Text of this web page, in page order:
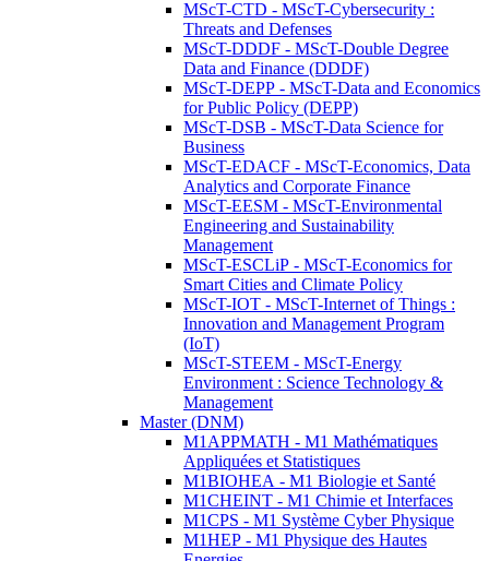
MScT-CTD - MScT-Cybersecurity :
Threats and Defenses
MScT-DDDF - MScT-Double Degree
Data and Finance (DDDF)
MScT-DEPP - MScT-Data and Economics
for Public Policy (DEPP)
MScT-DSB - MScT-Data Science for
Business
MScT-EDACF - MScT-Economics, Data
Analytics and Corporate Finance
MScT-EESM - MScT-Environmental
Engineering and Sustainability
Management
MScT-ESCLiP - MScT-Economics for
Smart Cities and Climate Policy
MScT-IOT - MScT-Internet of Things :
Innovation and Management Program
(IoT)
MScT-STEEM - MScT-Energy
Environment : Science Technology &
Management
Master (DNM)
M1APPMATH - M1 Mathématiques
Appliquées et Statistiques
M1BIOHEA - M1 Biologie et Santé
M1CHEINT - M1 Chimie et Interfaces
M1CPS - M1 Système Cyber Physique
M1HEP - M1 Physique des Hautes